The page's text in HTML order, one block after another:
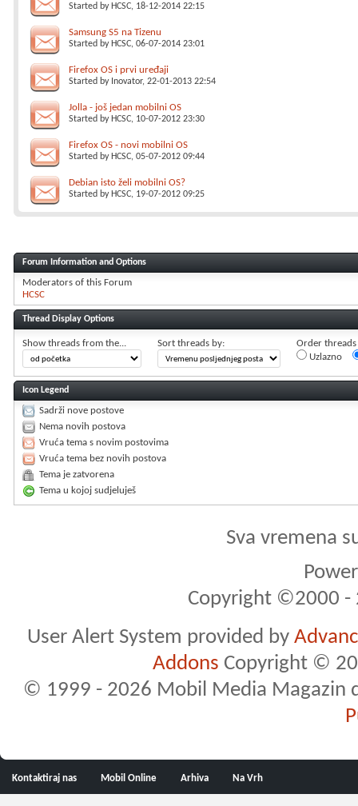
Started by HCSC, 18-12-2014 22:15
Samsung S5 na Tizenu
Started by HCSC, 06-07-2014 23:01
Firefox OS i prvi uređaji
Started by Inovator, 22-01-2013 22:54
Jolla - još jedan mobilni OS
Started by HCSC, 10-07-2012 23:30
Firefox OS - novi mobilni OS
Started by HCSC, 05-07-2012 09:44
Debian isto želi mobilni OS?
Started by HCSC, 19-07-2012 09:25
Forum Information and Options
Moderators of this Forum
HCSC
Thread Display Options
Show threads from the... Sort threads by:
Order threads
Uzlazno
Icon Legend
Sadrži nove postove
Nema novih postova
Vruća tema s novim postovima
Vruća tema bez novih postova
Tema je zatvorena
Tema u kojoj sudjeluješ
Sva vremena
Copyright ©2000 -
User Alert System provided by
Addons Copyright ©
© 1999 - 2026 Mobil Media Magazin
Kontaktiraj nas Mobil Online Arhiva Na Vrh